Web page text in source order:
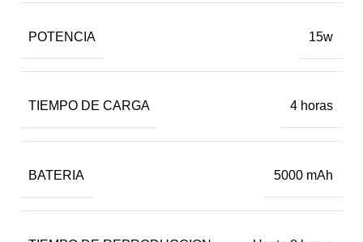
POTENCIA 15w
TIEMPO DE CARGA 4 horas
BATERIA 5000 mAh